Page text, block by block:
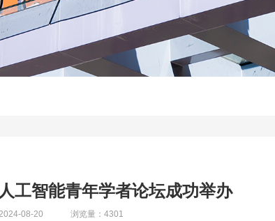
工智能青年学者论坛成功举办
08-20 浏览量：4301